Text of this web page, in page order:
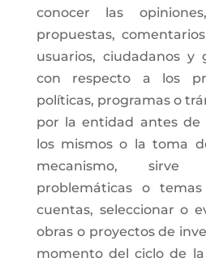
conocer las
propuestas,
usuarios, ciudadanos y
con respecto a los
políticas, programas o
por la entidad antes de
los mismos o la toma
mecanismo, sirve
problemáticas o
cuentas, seleccionar o
obras o proyectos de
momento del ciclo de